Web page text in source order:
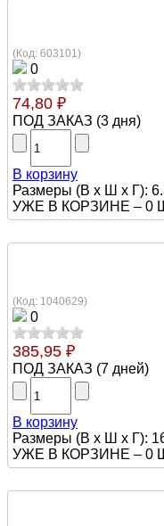
(Код: 603101)
0
74,80 ₽
ПОД ЗАКАЗ (3 дня)
В корзину
Размеры (В х Ш х Г):
УЖЕ В КОРЗИНЕ – 0
(Код: 1040629)
0
385,95 ₽
ПОД ЗАКАЗ (7 дней)
В корзину
Размеры (В х Ш х Г):
УЖЕ В КОРЗИНЕ – 0